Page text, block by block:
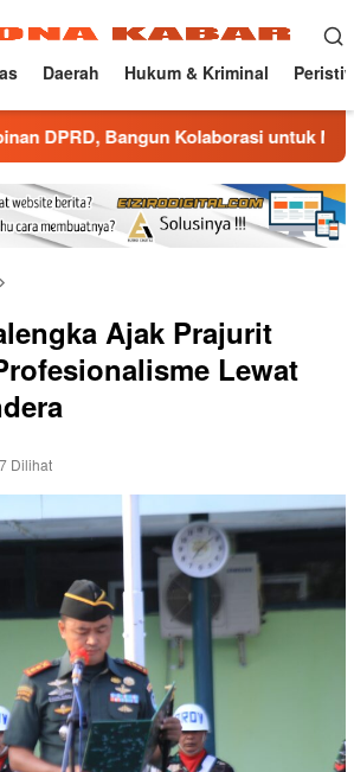
Daerah Hukum & Kriminal
Kolaborasi untuk Majalengka
Ajak Prajurit
Lewat
Dilihat